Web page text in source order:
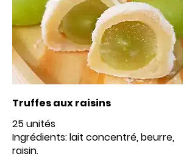
Truffes aux raisins
25 unités
Ingrédients: lait concentré, beurre,
raisin.